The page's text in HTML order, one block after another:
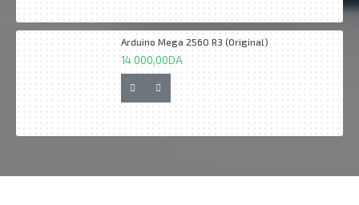
Arduino Mega 2560 R3 (Original)
14 000,00DA